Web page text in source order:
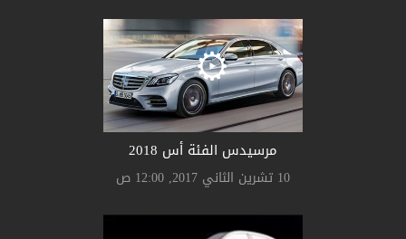
مرسيدس الفئة أس 2018
10 تشرين الثاني 2017, 12:00 ص